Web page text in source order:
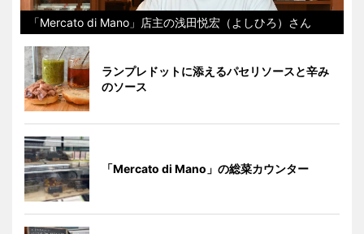
「Mercato di Mano」店主の浅田悦宏（よしひろ）さん
ランプレドットに添えるパセリソースと辛み
のソース
「Mercato di Mano」の総菜カウンター